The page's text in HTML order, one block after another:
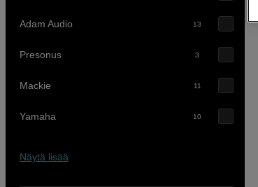
Adam Audio 13
Presonus 3
Mackie 11
Yamaha 10
Näytä lisää